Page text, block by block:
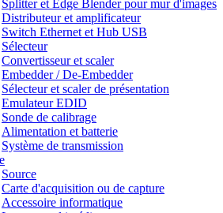
Splitter et Edge Blender pour mur d'images
Distributeur et amplificateur
Switch Ethernet et Hub USB
Sélecteur
Convertisseur et scaler
Embedder / De-Embedder
Sélecteur et scaler de présentation
Emulateur EDID
Sonde de calibrage
Alimentation et batterie
Système de transmission
Source
Carte d'acquisition ou de capture
Accessoire informatique